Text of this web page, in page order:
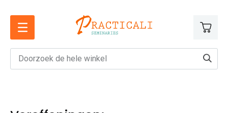
Ga
naar
inhoud